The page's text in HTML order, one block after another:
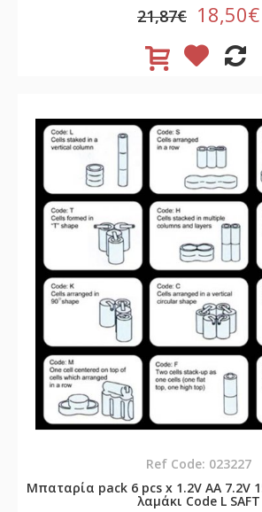
21,87€ 18,50€
Ref Code: 023227
Μπαταρία pack 6 pcs x 1.2V AA 7.2V
λαμάκι Code L SAFT